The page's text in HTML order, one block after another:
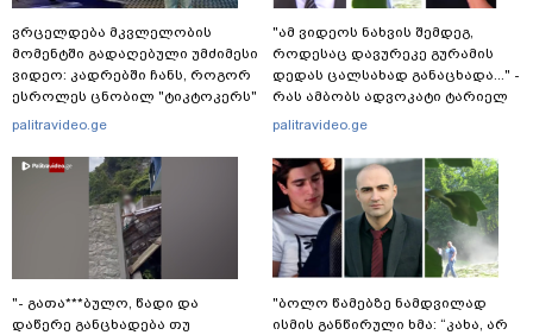
ვრცელდება მკვლელობის
მომენტში გადაღებული უმძიმესი
ვიდეო: კადრებში ჩანს, როგორ
ესროლეს ცნობილ "ტიკტოკერს"
ლაივის დროს - რას ამბობს
palitravideo.ge
"- გათა***ბულო, წადი და
დაწერე განცხადება თუ
"ამ ვიდეოს ნახვის შემდეგ,
როდესაც დავურეკე გურამის
დედას ცალსახად განაცხადა..." -
რას ამბობს ადვოკატი ტარიელ
კაკაბაძე?
palitravideo.ge
"ბოლო წამებზე ნამდვილად
ისმის განწირული ხმა: “კახა, არ